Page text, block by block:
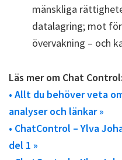
mänskliga
datalagring; mot
övervakning – och
Läs mer om Chat Control:
• Allt du behöver veta
analyser och länkar »
• ChatControl – Ylva
del 1 »